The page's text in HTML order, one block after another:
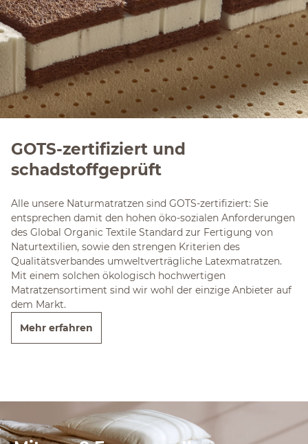
GOTS-zertifiziert und
schadstoffgeprüft
Alle unsere Naturmatratzen sind GOTS-zertifiziert: Sie
entsprechen damit den hohen öko-sozialen Anforderungen
des Global Organic Textile Standard zur Fertigung von
Naturtextilien, sowie den strengen Kriterien des
Qualitätsverbandes umweltverträgliche Latexmatratzen.
Mit einem solchen ökologisch hochwertigen
Matratzensortiment sind wir wohl der einzige Anbieter auf
dem Markt.
Mehr erfahren